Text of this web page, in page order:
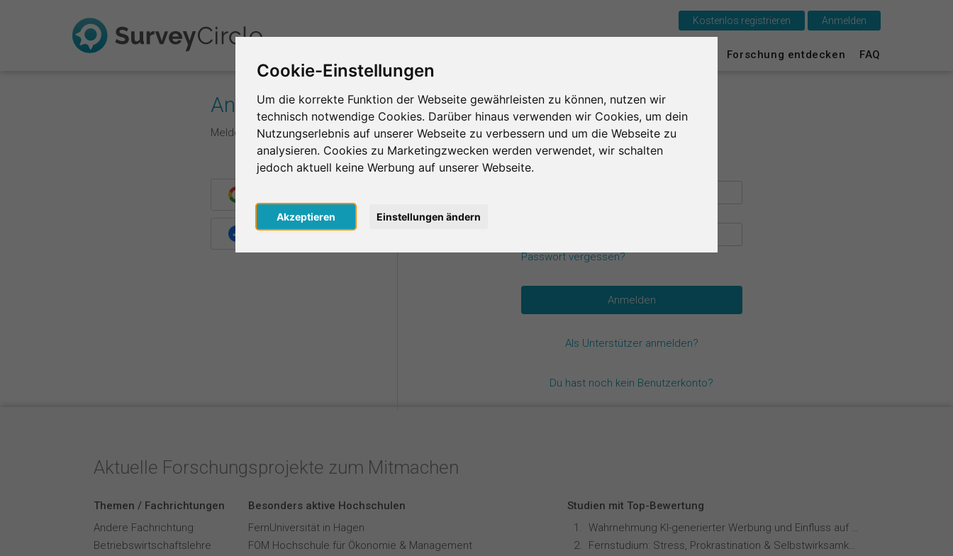
Cookie-Einstellungen
Um die korrekte Funktion der Webseite gewährleisten zu können, nutzen wir
technisch notwendige Cookies. Darüber hinaus verwenden wir Cookies, um dein
Nutzungserlebnis auf unserer Webseite zu verbessern und um die Webseite zu
analysieren. Cookies zu Marketingzwecken werden verwendet, wir schalten
jedoch aktuell keine Werbung auf unserer Webseite.
Akzeptieren Einstellungen ändern
Forschung entdecken FAQ
Kostenlos registrieren Anmelden
Anmelden
Melde dich hier mit deinen Zugangsdaten an.
Weiter mit Facebook
Passwort vergessen?
Als Unterstützer anmelden?
Du hast noch kein Benutzerkonto?
Aktuelle Forschungsprojekte zum Mitmachen
Themen / Fachrichtungen
Andere Fachrichtung
Betriebswirtschaftslehre
Besonders aktive Hochschulen
FernUniversität in Hagen
FOM Hochschule für Ökonomie & Management
Studien mit Top-Bewertung
Wahrnehmung KI-generierter Werbung und Einfluss auf Markenvertrauen
Fernstudium: Stress, Prokrastination & Selbstwirksamkeit